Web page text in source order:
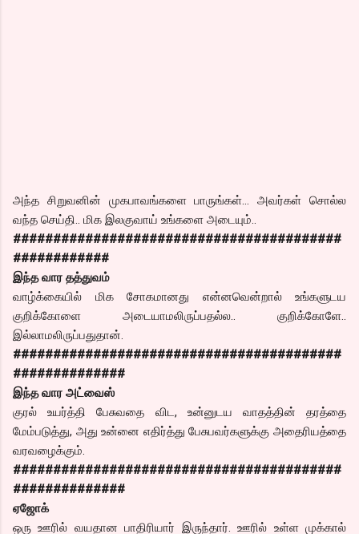
அந்த சிறுவனின் முகபாவங்களை பாருங்கள்… அவர்கள் சொல்ல
வந்த செய்தி.. மிக இலகுவாய் உங்களை அடையும்..
#########################################
############
இந்த வார தத்துவம்
வாழ்க்கையில் மிக சோகமானது என்னவென்றால் உங்களுடய
குறிக்கோளை அடையாமலிருப்பதல்ல.. குறிக்கோளே..
இல்லாமலிருப்பதுதான்.
#########################################
##############
இந்த வார அட்வைஸ்
குரல் உயர்த்தி பேசுவதை விட, உன்னுடய வாதத்தின் தரத்தை
மேம்படுத்து, அது உன்னை எதிர்த்து பேசுபவர்களுக்கு அதைரியத்தை
வரவழைக்கும்.
#########################################
##############
ஏஜோக்
ஒரு ஊரில் வயதான பாதிரியார் இருந்தார். ஊரில் உள்ள முக்கால்